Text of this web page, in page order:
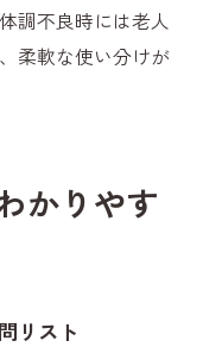
調不良時には老人
柔軟な使い分けが
かりやす
リスト